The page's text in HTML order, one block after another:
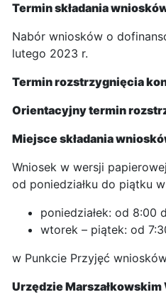
Termin składania
Nabór wniosków o
lutego 2023 r.
Termin rozstrzygnięcia
Orientacyjny termin
Miejsce składania
Wniosek w wersji
od poniedziałku do piątku
poniedziałek: od 8:00
wtorek – piątek: od
w Punkcie Przyjęć
Urzędzie